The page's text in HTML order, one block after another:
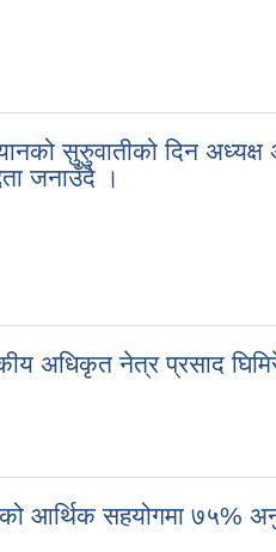
सुरुुवातीको दिन
जनाउँदै ।
अधिकृत नेत्र प्रसाद
आर्थिक सहयोगमा ७५%